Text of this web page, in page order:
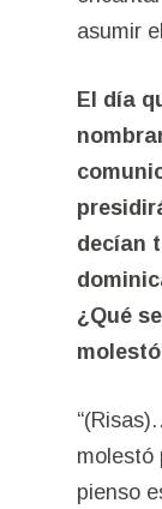
asumir
El día
decían
¿Qué
molestó
pienso